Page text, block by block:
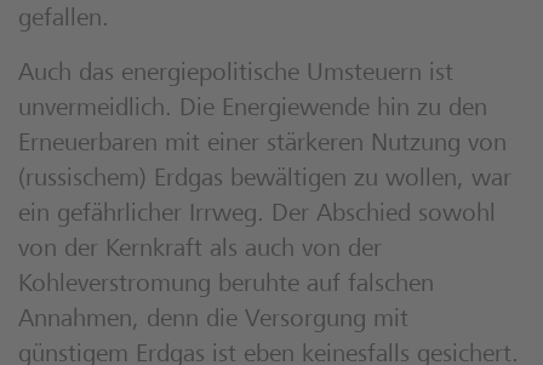
gefallen.
Auch das energiepolitische Umsteuern ist
unvermeidlich. Die Energiewende hin zu den
Erneuerbaren mit einer stärkeren Nutzung von
(russischem) Erdgas bewältigen zu wollen, war
ein gefährlicher Irrweg. Der Abschied sowohl
von der Kernkraft als auch von der
Kohleverstromung beruhte auf falschen
Annahmen, denn die Versorgung mit
günstigem Erdgas ist eben keinesfalls gesichert.